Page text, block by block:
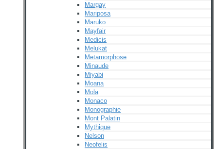
Margay
Mariposa
Maruko
Mayfair
Medicis
Melukat
Metamorphose
Minaude
Miyabi
Moana
Mola
Monaco
Monographie
Mont Palatin
Mythique
Nelson
Neofelis